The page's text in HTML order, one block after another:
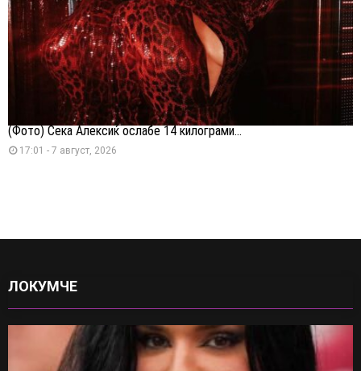
(Фото) Сека Алексиќ ослабе 14 килограми...
17:01 - 7 август, 2026
ЛОКУМЧЕ